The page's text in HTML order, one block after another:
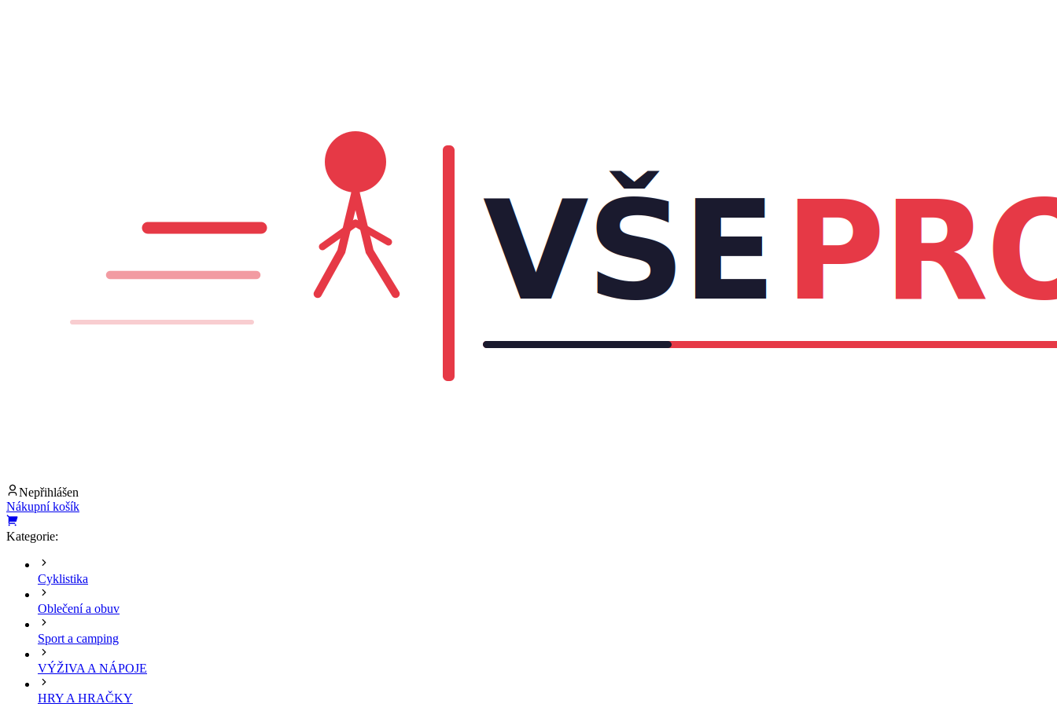
Nepřihlášen
Nákupní košík
Kategorie:
Cyklistika
Oblečení a obuv
Sport a camping
VÝŽIVA A NÁPOJE
HRY A HRAČKY